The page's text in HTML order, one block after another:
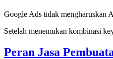
Google Ads tidak mengharuskan
Setelah menemukan kombinasi
Peran Jasa